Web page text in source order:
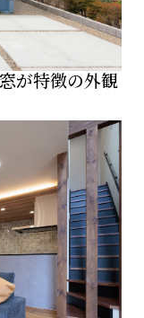
が特徴の外観